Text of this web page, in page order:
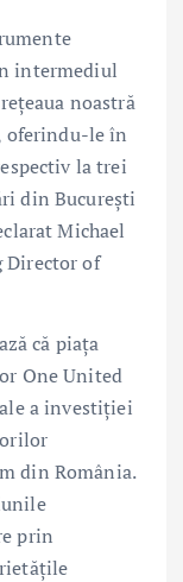
intermediul
noastră
oferindu-le în
la trei
din București
Michael
Director of
că piața
One United
a investiției
din România.
prin